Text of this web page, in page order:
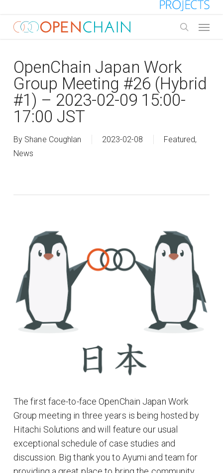
main
OpenChain Japan Work
Group Meeting #26 (Hybrid
#1) – 2023-02-09 15:00-
17:00 JST
By Shane Coughlan 2023-02-08 Featured,
News
The first face-to-face OpenChain Japan Work
Group meeting in three years is being hosted by
Hitachi Solutions and will feature our usual
exceptional schedule of case studies and
discussion. Big thank you to Ayumi and team for